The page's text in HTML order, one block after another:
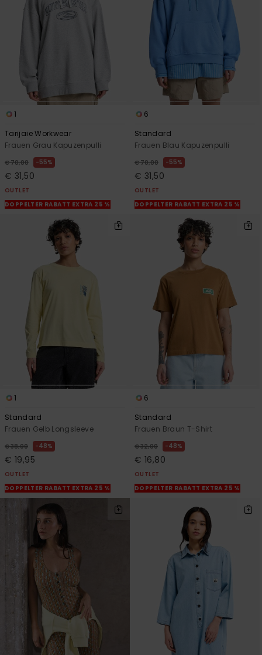
1
Tarijaie Workwear
Frauen Grau Kapuzenpulli
€ 70,00 55%
€ 31,50
OUTLET
DOPPELTER RABATT EXTRA 25 %
6
Standard
Frauen Blau Kapuzenpulli
€ 70,00 55%
€ 31,50
OUTLET
DOPPELTER RABATT EXTRA 25 %
1
Standard
Frauen Gelb Longsleeve
€ 38,00 48%
€ 19,95
OUTLET
DOPPELTER RABATT EXTRA 25 %
6
Standard
Frauen Braun T-Shirt
€ 32,00 48%
€ 16,80
OUTLET
DOPPELTER RABATT EXTRA 25 %